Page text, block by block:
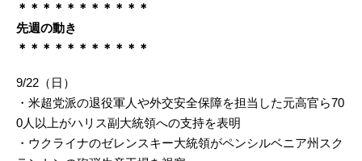
＊＊＊＊＊＊＊＊＊＊＊
先週の動き
＊＊＊＊＊＊＊＊＊＊＊
9/22（日）
・米超党派の退役軍人や外交安全保障を担当した元高官ら70
0人以上がハリス副大統領への支持を表明
・ウクライナのゼレンスキー大統領がペンシルベニア州スク